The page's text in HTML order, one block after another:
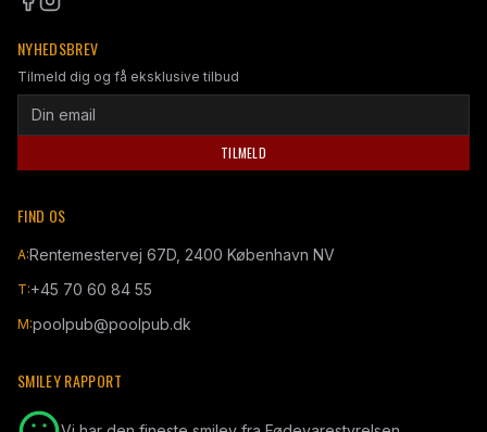
NYHEDSBREV
Tilmeld dig og få eksklusive tilbud
TILMELD
FIND OS
A:Rentemestervej 67D, 2400 København NV
T:+45 70 60 84 55
M:poolpub@poolpub.dk
SMILEY RAPPORT